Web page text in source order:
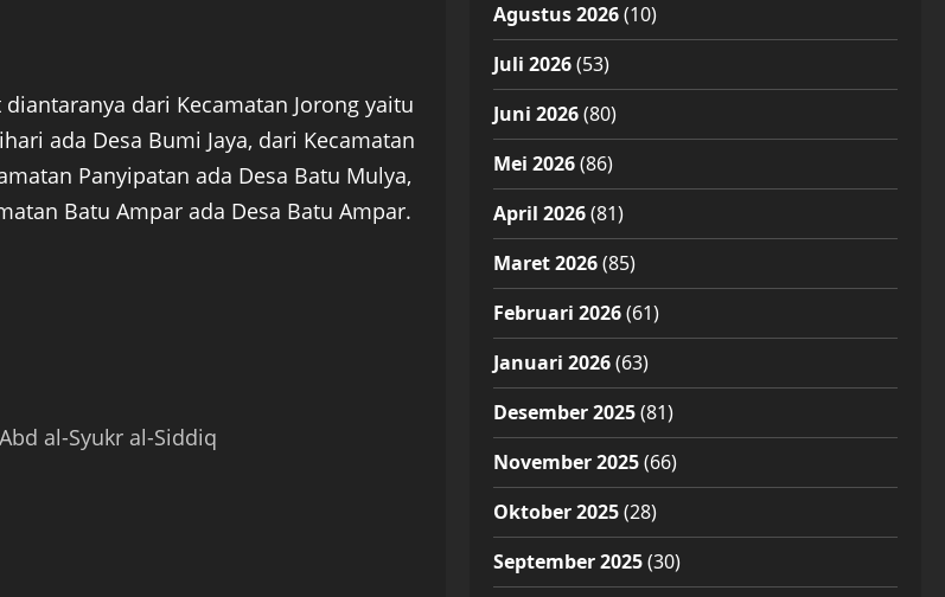
dari Kecamatan Jorong yaitu
ada Desa Bumi Jaya, dari Kecamatan
Panyipatan ada Desa Batu Mulya,
Batu Ampar ada Desa Batu Ampar.
al-Syukr al-Siddiq
Agustus 2026(10)
Juli 2026(53)
Juni 2026(80)
Mei 2026(86)
April 2026(81)
Maret 2026(85)
Februari 2026(61)
Januari 2026(63)
Desember 2025(81)
November 2025(66)
Oktober 2025(28)
September 2025(30)